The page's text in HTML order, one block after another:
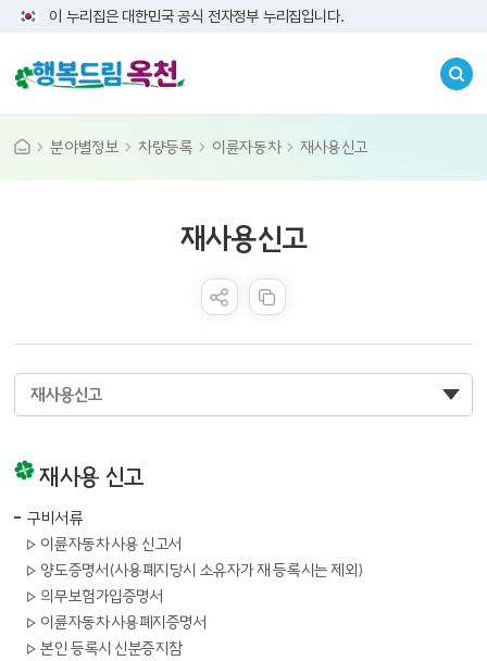
이 누리집은 대한민국 공식 전자정부 누리집입니다.
분야별정보 차량등록 이륜자동차 재사용신고
재사용신고
재사용신고
재사용 신고
구비서류
이륜자동차 사용 신고서
양도증명서(사용폐지당시 소유자가 재 등록시는 제외)
의무보험가입증명서
이륜자동차 사용폐지증명서
본인 등록시 신분증지참